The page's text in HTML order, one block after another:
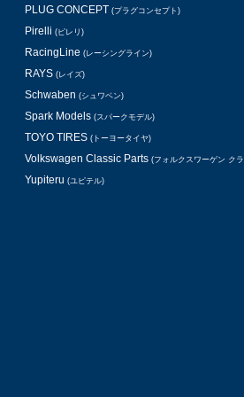
PLUG CONCEPT (プラグコンセプト)
Pirelli (ピレリ)
RacingLine (レーシングライン)
RAYS (レイズ)
Schwaben (シュワベン)
Spark Models (スパークモデル)
TOYO TIRES (トーヨータイヤ)
Volkswagen Classic Parts (フォルクスワーゲン ク
Yupiteru (ユピテル)